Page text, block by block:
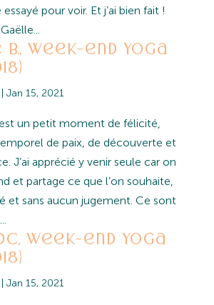
pour voir. Et j’ai bien fait !
Week-end yoga
Jan 15, 2021
un petit moment de félicité,
de paix, de découverte et
J’ai apprécié y venir seule car on
et partage ce que l’on souhaite,
et sans aucun jugement. Ce sont
Week-end yoga
Jan 15, 2021